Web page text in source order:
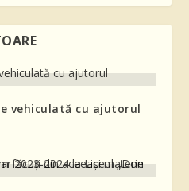
vehiculată cu ajutorul